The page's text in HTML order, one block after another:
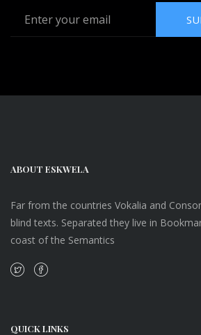
ABOUT ESKWELA
Far from the countries Vokalia and
blind texts. Separated they live in
coast of the Semantics
QUICK LINKS